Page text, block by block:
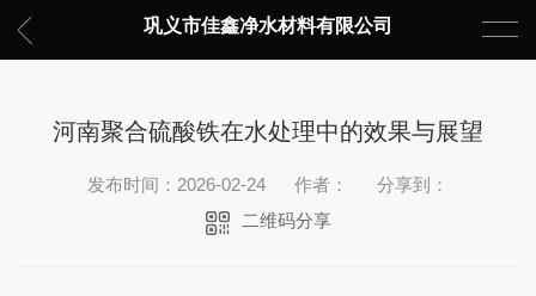
巩义市佳鑫净水材料有限公司
河南聚合硫酸铁在水处理中的效果与展望
发布时间：2026-02-24 作者：
分享到：
二维码分享